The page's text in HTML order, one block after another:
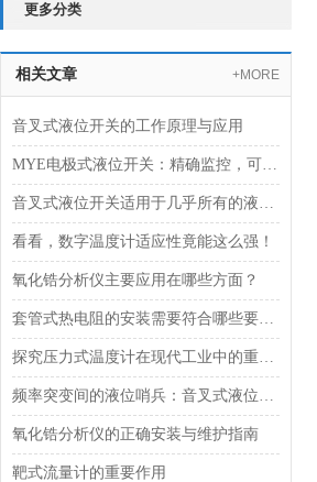
更多分类
相关文章 +MORE
音叉式液位开关的工作原理与应用
MYE电极式液位开关：精确监控，可靠操作
音叉式液位开关适用于几乎所有的液体介质
看看，数字温度计适应性竟能这么强！
氧化锆分析仪主要应用在哪些方面？
套管式热电阻的安装需要符合哪些要求？
探究压力式温度计在现代工业中的重要性
频率突变间的液位哨兵：音叉式液位开关的振动机理与过程控制适配
氧化锆分析仪的正确安装与维护指南
靶式流量计的重要作用